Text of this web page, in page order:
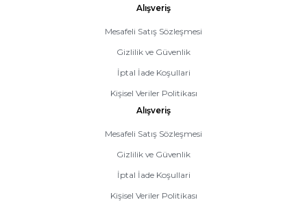
Alışveriş
Mesafeli Satış Sözleşmesi
Gizlilik ve Güvenlik
İptal İade Koşullari
Kişisel Veriler Politikası
Alışveriş
Mesafeli Satış Sözleşmesi
Gizlilik ve Güvenlik
İptal İade Koşullari
Kişisel Veriler Politikası